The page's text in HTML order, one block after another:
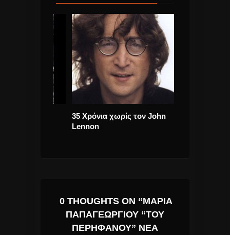
35 Χρόνια χωρίς τον John
Lennon
0 THOUGHTS ON “ΜΑΡΊΑ
ΠΑΠΑΓΕΩΡΓΊΟΥ “ΤΟΥ
ΠΕΡΉΦΑΝΟΥ” ΝΈΑ